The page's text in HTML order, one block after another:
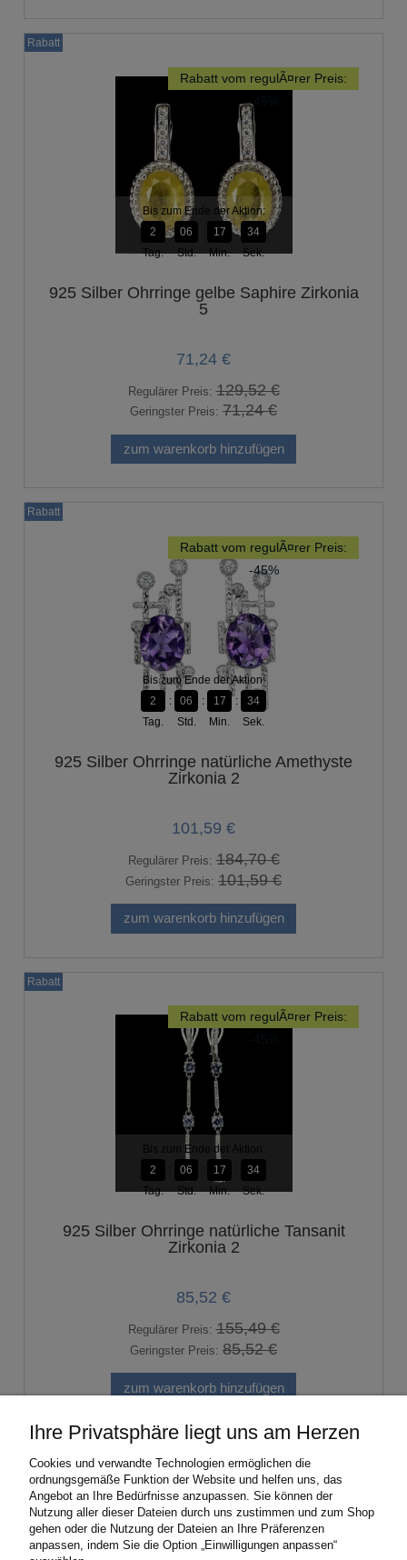
Rabatt vom regulÃ¤rer Preis:
-45%
Bis zum Ende der Aktion:
2
Tag.
06
Std.
17
Min.
33
Sek.
925 Silber Ohrringe gelbe Saphire Zirkonia
5
71,24 €
Regulärer Preis:129,52 €
Geringster Preis: 71,24 €
zum warenkorb hinzufügen
Rabatt
Rabatt vom regulÃ¤rer Preis:
-45%
Bis zum Ende der Aktion:
2
Tag.
06
Std.
17
Min.
33
Sek.
925 Silber Ohrringe natürliche Amethyste
Zirkonia 2
101,59 €
Regulärer Preis:184,70 €
Geringster Preis: 101,59 €
zum warenkorb hinzufügen
Rabatt
Rabatt vom regulÃ¤rer Preis:
Bis zum Ende der Aktion:
2
Tag.
06
Std.
17
Min.
33
Sek.
925 Silber Ohrringe natürliche Tansanit
Zirkonia 2
85,52 €
Regulärer Preis:155,49 €
Geringster Preis: 85,52 €
zum warenkorb hinzufügen
Rabatt
HILFE
Ihre Privatsphäre liegt uns am Herzen
Cookies und verwandte Technologien ermöglichen die
ordnungsgemäße Funktion der Website und helfen uns, das
Angebot an Ihre Bedürfnisse anzupassen. Sie können der
Nutzung aller dieser Dateien durch uns zustimmen und zum Shop
gehen oder die Nutzung der Dateien an Ihre Präferenzen
anpassen, indem Sie die Option „Einwilligungen anpassen“